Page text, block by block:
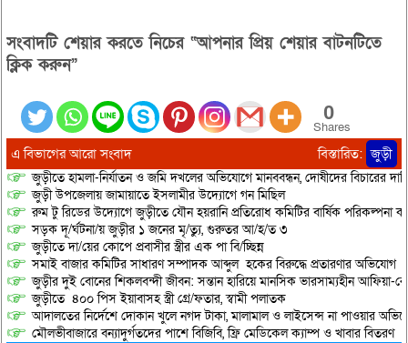
সংবাদটি শেয়ার করতে নিচের “আপনার প্রিয় শেয়ার বাটনটিতে
ক্লিক করুন”
0
Shares
এ বিভাগের আরো সংবাদ বিস্তারিত: জুড়ী
জুড়ীতে হামলা-নির্যাতন ও জমি দখলের অভিযোগে মানববন্ধন, দোষীদের বিচারের দাবি
জুড়ী উপজেলায় জামায়াতে ইসলামীর উদ্যোগে গন মিছিল
রুম টু রিডের উদ্যোগে জুড়ীতে যৌন হয়রানি প্রতিরোধ কমিটির বার্ষিক পরিকল্পনা
সড়ক দূ/র্ঘটনা/য় জুড়ীর ১ জনের মৃ/ত্যু, গুরুতর আ/হ/ত ৩
জুড়ীতে দা/য়ের কোপে প্রবাসীর স্ত্রীর এক পা বি/চ্ছিন্ন
সমাই বাজার কমিটির সাধারণ সম্পাদক আব্দুল হকের বিরুদ্ধে প্রতারণার অভিযোগ
জুড়ীর দুই বোনের শিকলবন্দী জীবন: সন্তান হারিয়ে মানসিক ভারসাম্যহীন আফিয়া-
জুড়ীতে ৪০০ পিস ইয়াবাসহ স্ত্রী গ্রে/ফতার, স্বামী পলাতক
আদালতের নির্দেশে দোকান খুলে নগদ টাকা, মালামাল ও লাইসেন্স না পাওয়ার
মৌলভীবাজারে বন্যাদুর্গতদের পাশে বিজিবি, ফ্রি মেডিকেল ক্যাম্প ও খাবার বিতরণ